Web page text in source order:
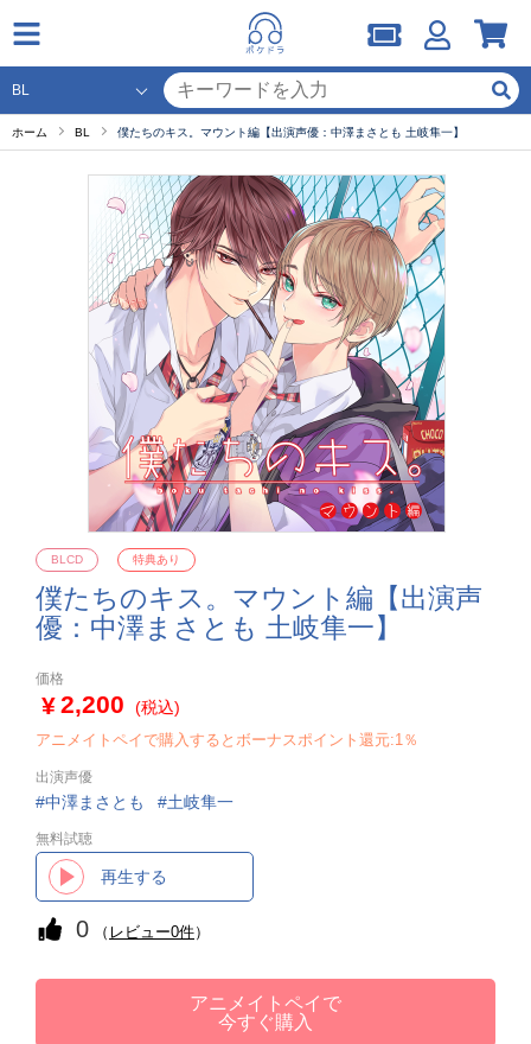
ホーム BL 僕たちのキス。マウント編【出演声優：中澤まさとも 土岐隼一】
僕たちのキス。マウント編【出演声
優：中澤まさとも 土岐隼一】
BLCD 特典あり
価格
2,200 (税込)
アニメイトペイで購入するとボーナスポイント還元:1％
出演声優
中澤まさとも 土岐隼一
無料試聴
再生する
0 （ レビュー0件）
アニメイトペイで
今すぐ購入